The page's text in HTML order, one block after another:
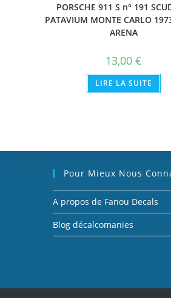
PORSCHE 911 S n° 191
PATAVIUM MONTE CARLO
ARENA
13,00€
LIRE LA SUITE
Pour Mieux Nous
A propos de Fanou Decals
Blog décalcomanies